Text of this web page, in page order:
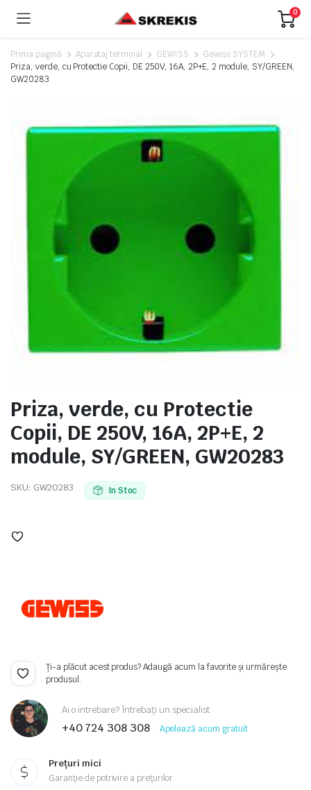
0
Prima pagină Aparataj terminal GEWISS
Gewiss SYSTEM
Priza, verde, cu Protectie Copii, DE 250V, 16A, 2P+E, 2 module, SY/GREEN,
GW20283
Priza, verde, cu Protectie
Copii, DE 250V, 16A, 2P+E, 2
module, SY/GREEN, GW20283
SKU: GW20283 In Stoc
Ți-a plăcut acest produs? Adaugă acum la favorite și urmărește
produsul.
Ai o intrebare? Întrebați un specialist
+40 724 308 308 Apelează acum gratuit
Prețuri mici
Garanție de potrivire a prețurilor